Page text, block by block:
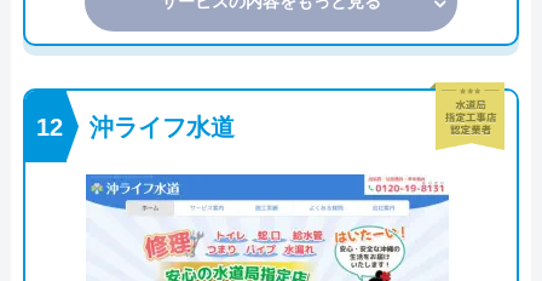
沖ライフ水道